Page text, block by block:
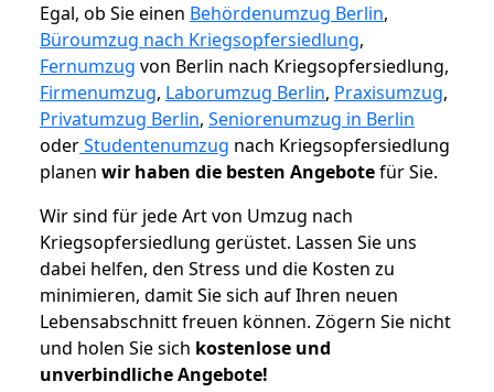
Egal, ob Sie einen Behördenumzug Berlin,
Büroumzug nach Kriegsopfersiedlung,
Fernumzug von Berlin nach Kriegsopfersiedlung,
Firmenumzug, Laborumzug Berlin, Praxisumzug,
Privatumzug Berlin, Seniorenumzug in Berlin
oderStudentenumzug nach Kriegsopfersiedlung
planen wir haben die besten Angebotefür Sie.
Wir sind für jede Art von Umzug nach
Kriegsopfersiedlung gerüstet. Lassen Sie uns
dabei helfen, den Stress und die Kosten zu
minimieren, damit Sie sich auf Ihren neuen
Lebensabschnitt freuen können. Zögern Sie nicht
und holen Sie sich kostenlose und
unverbindliche Angebote!